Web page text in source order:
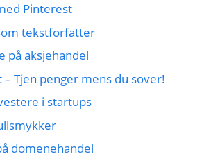
Pinterest
tekstforfatter
på aksjehandel
– Tjen penger mens du sover!
i startups
domenehandel